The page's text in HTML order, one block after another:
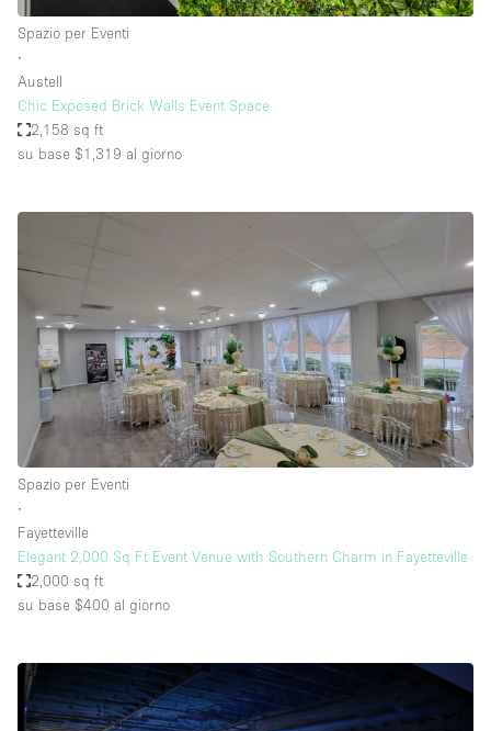
Spazio per Eventi
∙
Austell
Chic Exposed Brick Walls Event Space
2,158 sq ft
su base $1,319 al giorno
Spazio per Eventi
∙
Fayetteville
Elegant 2,000 Sq Ft Event Venue with Southern Charm in Fayetteville
2,000 sq ft
su base $400 al giorno